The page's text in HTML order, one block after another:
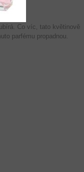
Co víc, tato květinově
parfému propadnou.